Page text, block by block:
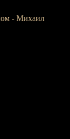
- Михаил